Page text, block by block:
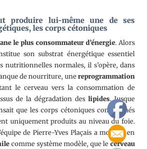
produire lui-même une de ses
les corps cétoniques
le plus consommateur d’énergie. Alors
son substrat énergétique essentiel
nutritionnelles normales, il s’opère, dans
de nourriture, unereprogrammation
le cerveau vers la consommation de
de la dégradation des lipides. Jusque
que les corps cétoniques consommés
uniquement produits au niveau du foie.
de Pierre-Yves Plaçais a montré, en
comme système modèle, que le cerveau